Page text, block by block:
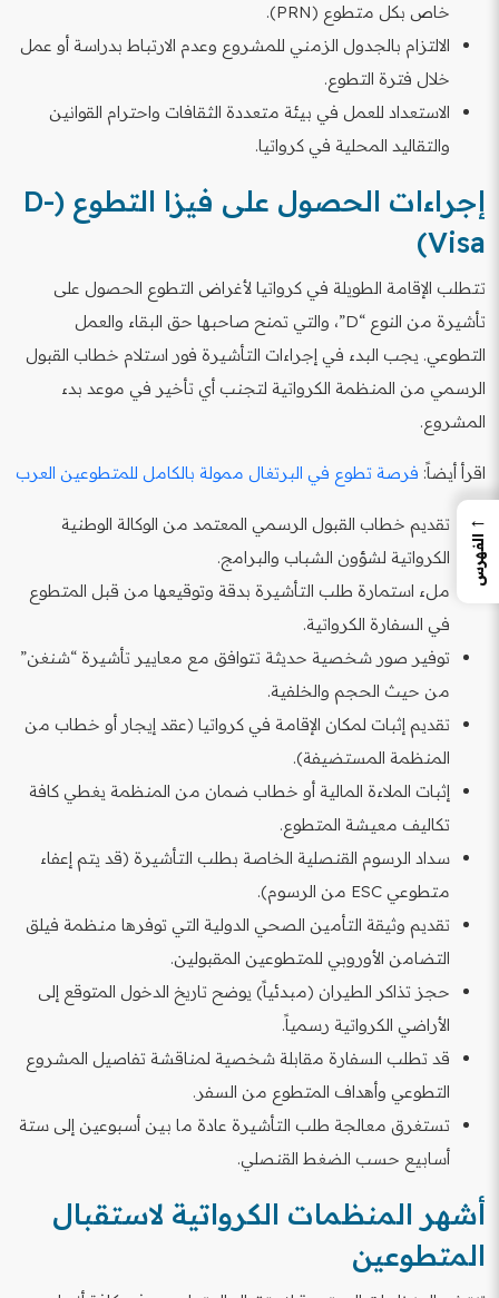
خاص بكل متطوع (PRN).
الالتزام بالجدول الزمني للمشروع وعدم الارتباط بدراسة أو عمل
خلال فترة التطوع.
الاستعداد للعمل في بيئة متعددة الثقافات واحترام القوانين
والتقاليد المحلية في كرواتيا.
إجراءات الحصول على فيزا التطوع (D-
Visa)
تتطلب الإقامة الطويلة في كرواتيا لأغراض التطوع الحصول على
تأشيرة من النوع “D”، والتي تمنح صاحبها حق البقاء والعمل
التطوعي. يجب البدء في إجراءات التأشيرة فور استلام خطاب القبول
الرسمي من المنظمة الكرواتية لتجنب أي تأخير في موعد بدء
المشروع.
اقرأ أيضاً: فرصة تطوع في البرتغال ممولة بالكامل للمتطوعين العرب
تقديم خطاب القبول الرسمي المعتمد من الوكالة الوطنية
الكرواتية لشؤون الشباب والبرامج.
ملء استمارة طلب التأشيرة بدقة وتوقيعها من قبل المتطوع
في السفارة الكرواتية.
توفير صور شخصية حديثة تتوافق مع معايير تأشيرة “شنغن”
من حيث الحجم والخلفية.
تقديم إثبات لمكان الإقامة في كرواتيا (عقد إيجار أو خطاب من
المنظمة المستضيفة).
إثبات الملاءة المالية أو خطاب ضمان من المنظمة يغطي كافة
تكاليف معيشة المتطوع.
سداد الرسوم القنصلية الخاصة بطلب التأشيرة (قد يتم إعفاء
متطوعي ESC من الرسوم).
تقديم وثيقة التأمين الصحي الدولية التي توفرها منظمة فيلق
التضامن الأوروبي للمتطوعين المقبولين.
حجز تذاكر الطيران (مبدئياً) يوضح تاريخ الدخول المتوقع إلى
الأراضي الكرواتية رسمياً.
قد تطلب السفارة مقابلة شخصية لمناقشة تفاصيل المشروع
التطوعي وأهداف المتطوع من السفر.
تستغرق معالجة طلب التأشيرة عادة ما بين أسبوعين إلى ستة
أسابيع حسب الضغط القنصلي.
أشهر المنظمات الكرواتية لاستقبال
المتطوعين
←
الفهرس